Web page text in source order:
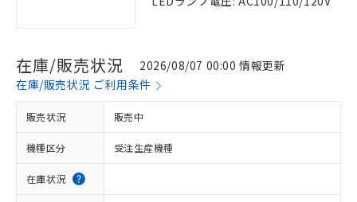
在庫/販売状況
2026/08/07 00:00 情報更新
在庫/販売状況 ご利用条件
販売状況 販売中
機種区分 受注生産機種
在庫状況